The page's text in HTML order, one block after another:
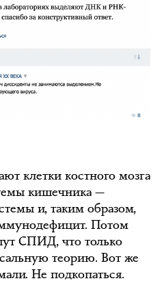
клетки костного мозга
кишечника —
и, таким образом,
Потом
СПИД, что только
теорию. Вот же
Не подкопаться.